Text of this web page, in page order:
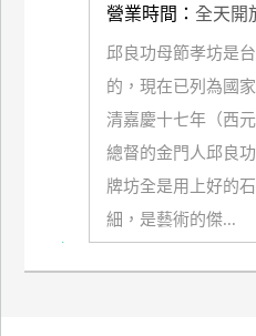
營業時間： 全天開
邱良功母節孝坊是
的，現在已列為國
清嘉慶十七年（西
總督的金門人邱良
牌坊全是用上好的
細，是藝術的傑...